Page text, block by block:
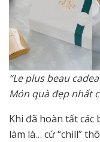
“Le plus beau
Món quà đẹp nhất
Khi đã hoàn tất các
làm là… cứ “chill”